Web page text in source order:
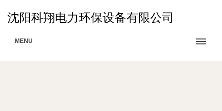
沈阳科翔电力环保设备有限公司
MENU